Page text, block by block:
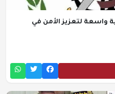
واسعة لتعزيز الأمن في